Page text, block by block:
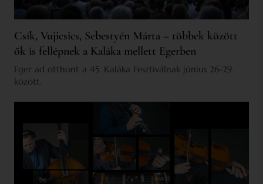
Csík, Vujicsics, Sebestyén Márta – többek között
ők is fellépnek a Kaláka mellett Egerben
Eger ad otthont a 45. Kaláka Fesztiválnak június 26-29.
között.